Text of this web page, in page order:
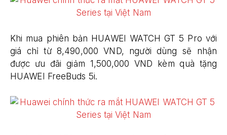
Khi mua phiên bản HUAWEI WATCH GT 5 Pro với
giá chỉ từ 8,490,000 VND, người dùng sẽ nhận
được ưu đãi giảm 1,500,000 VND kèm quà tặng
HUAWEI FreeBuds 5i.